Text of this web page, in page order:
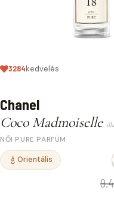
3284kedvelés
Chanel
Coco Madmoiselle
NŐI PURE PARFÜM
Orientális